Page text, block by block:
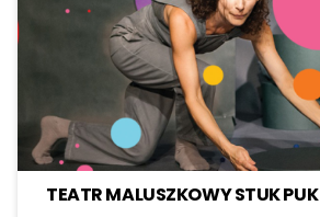
TEATR MALUSZKOWY STUK PUK